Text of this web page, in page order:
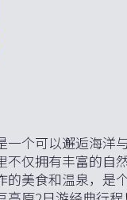
个可以邂逅海洋
仅拥有丰富的自
美食和温泉，是